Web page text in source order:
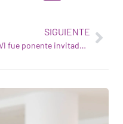
SIGUIENTE
WIVI fue ponente invitado en el evento Watson Build 2018 celebrado en Barcelona